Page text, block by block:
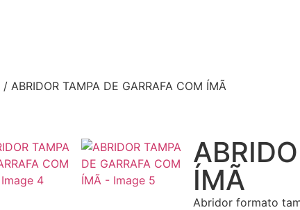
/ ABRIDOR TAMPA DE GARRAFA COM ÍMÃ
ÍMÃ
Abridor formato